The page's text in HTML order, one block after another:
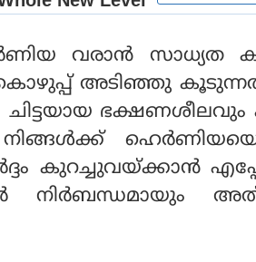
വരാന്‍ സാധ്യത
കൊഴുപ്പ് അടിഞ്ഞു
ഭക്ഷണശീലവും
നിങ്ങള്‍ക്ക്
കുറച്ചുവയ്ക്കാന്‍
നിര്‍ബന്ധമായും